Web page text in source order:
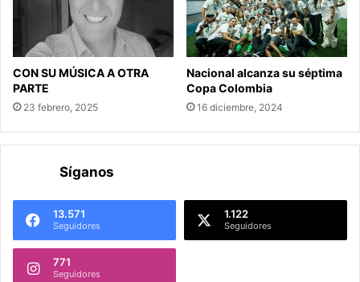
CON SU MÚSICA A OTRA
PARTE
23 febrero, 2025
Nacional alcanza su séptima
Copa Colombia
16 diciembre, 2024
Síganos
13.571
Seguidores
1.122
Seguidores
771
Seguidores